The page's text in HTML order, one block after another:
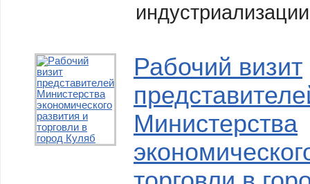
Рабочий визит
Министерства